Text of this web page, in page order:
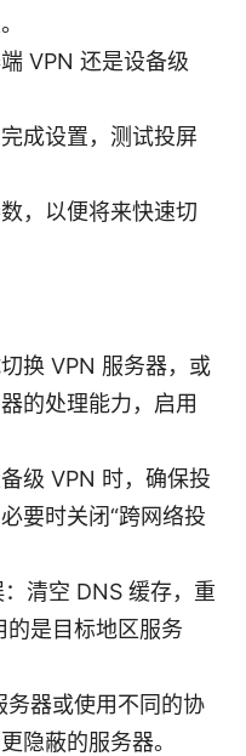
VPN 还是设备级
成设置，测试投屏
，以便将来快速切
换 VPN 服务器，或
的处理能力，启用
级 VPN 时，确保投
要时关闭“跨网络投
清空 DNS 缓存，重
是目标地区服务
务器或使用不同的协
隐蔽的服务器。